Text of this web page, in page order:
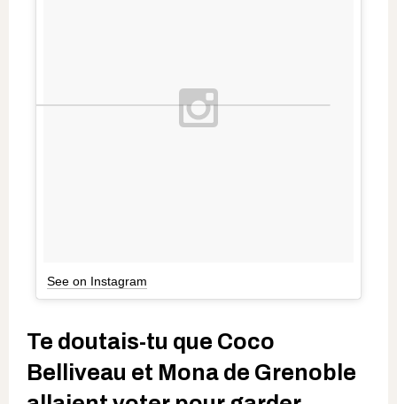
See on Instagram
Te doutais-tu que Coco
Belliveau et Mona de Grenoble